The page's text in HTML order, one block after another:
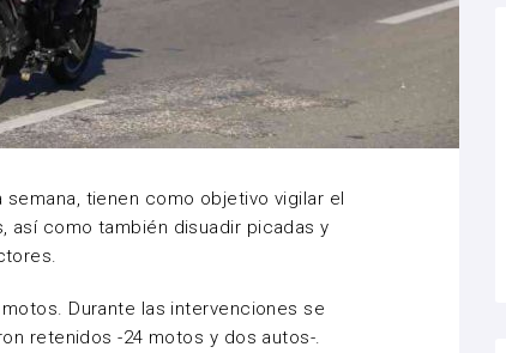
tienen como objetivo vigilar el
como también disuadir picadas y
Durante las intervenciones se
retenidos -24 motos y dos autos-.